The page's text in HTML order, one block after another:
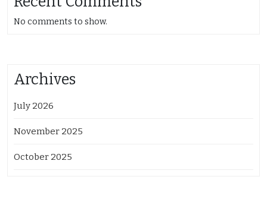
No comments to show.
Archives
July 2026
November 2025
October 2025